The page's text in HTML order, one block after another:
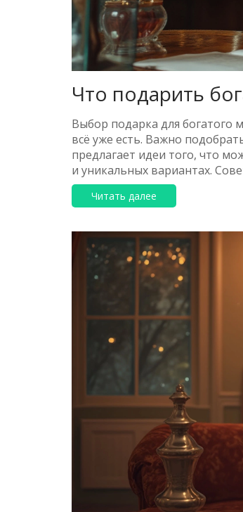
Что подарить
Выбор подарка для богатого
всё уже есть. Важно
предлагает идеи того, что
и уникальных вариантах.
предпочтениях. Узнайте, что
Читать далее